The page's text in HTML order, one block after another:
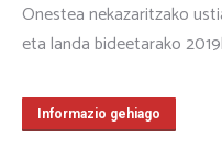
Onestea nekazaritzako
eta landa bideetarako
Informazio gehiago